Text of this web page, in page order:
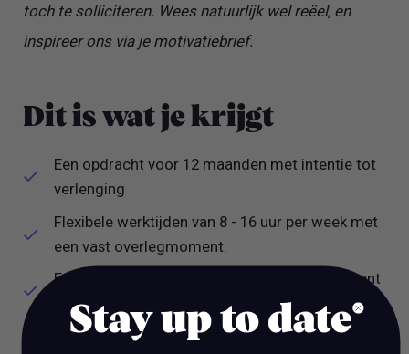
toch te solliciteren. Wees natuurlijk wel reëel, en
inspireer ons via je motivatiebrief.
Dit is wat je krijgt
Een opdracht voor 12 maanden met intentie tot
verlenging
Flexibele werktijden van 8 - 16 uur per week met
een vast overlegmoment.
Een uitdaging bij een organisatie in een moment
van groei.
Een down-to-earth, open bedrijfscultuur.
Stay up to date